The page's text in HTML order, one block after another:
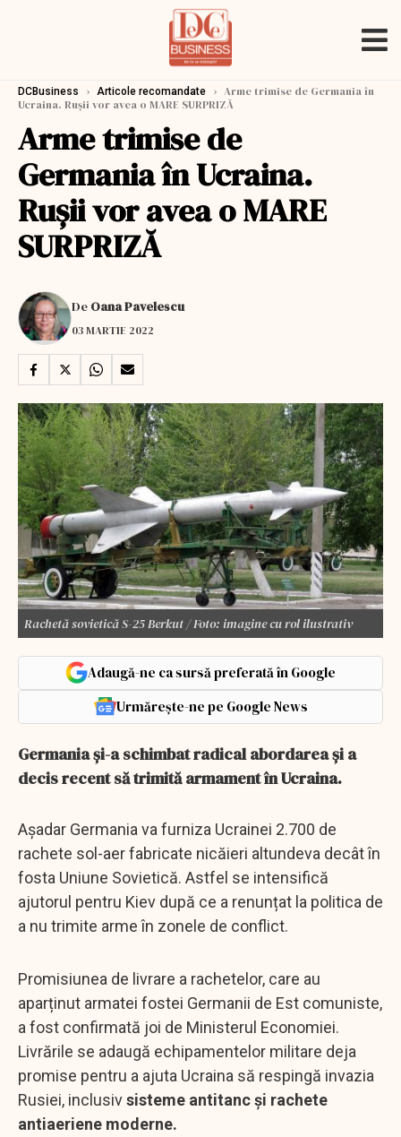
DCBusiness › Articole recomandate › Arme trimise de Germania în
Ucraina. Rușii vor avea o MARE SURPRIZĂ
Arme trimise de
Germania în Ucraina.
Rușii vor avea o MARE
SURPRIZĂ
De Oana Pavelescu
03 MARTIE 2022
Rachetă sovietică S-25 Berkut / Foto: imagine cu rol ilustrativ
Adaugă-ne ca sursă preferată în Google
Urmărește-ne pe Google News
Germania și-a schimbat radical abordarea și a
decis recent să trimită armament în Ucraina.
Așadar Germania va furniza Ucrainei 2.700 de
rachete sol-aer fabricate nicăieri altundeva decât în
fosta Uniune Sovietică. Astfel se intensifică
ajutorul pentru Kiev după ce a renunțat la politica de
a nu trimite arme în zonele de conflict.
Promisiunea de livrare a rachetelor, care au
aparținut armatei fostei Germanii de Est comuniste,
a fost confirmată joi de Ministerul Economiei.
Livrările se adaugă echipamentelor militare deja
promise pentru a ajuta Ucraina să respingă invazia
Rusiei, inclusivsisteme antitanc și rachete
antiaeriene moderne.